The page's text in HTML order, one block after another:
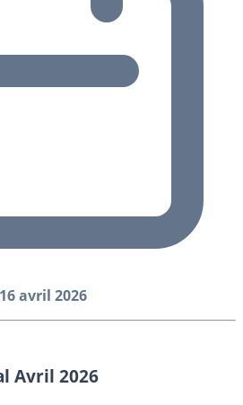
16 avril 2026
Avril 2026